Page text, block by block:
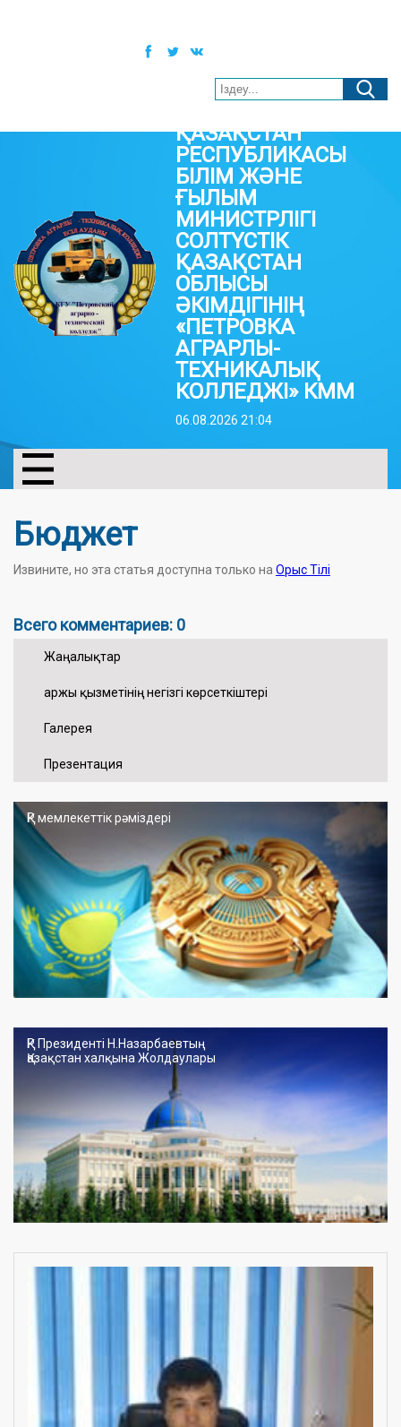
ҚАЗАҚСТАН
РЕСПУБЛИКАСЫ
БІЛІМ ЖӘНЕ
ҒЫЛЫМ
МИНИСТРЛІГІ
СОЛТҮСТІК
ҚАЗАҚСТАН
ОБЛЫСЫ
ӘКІМДІГІНІҢ
«ПЕТРОВКА
АГРАРЛЫ-
ТЕХНИКАЛЫҚ
КОЛЛЕДЖІ» КММ
06.08.2026 21:04
Бюджет
Извините, но эта статья доступна только на Орыс Тілі
Всего комментариев: 0
Жаңалықтар
Қаржы қызметінің негізгі көрсеткіштері
Галерея
Презентация
ҚР мемлекеттік рәміздері
ҚР Президенті Н.Назарбаевтың
Қазақстан халқына Жолдаулары